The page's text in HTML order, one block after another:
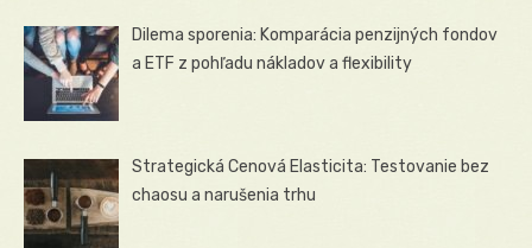
Dilema sporenia: Komparácia penzijných fondov
a ETF z pohľadu nákladov a flexibility
Strategická Cenová Elasticita: Testovanie bez
chaosu a narušenia trhu